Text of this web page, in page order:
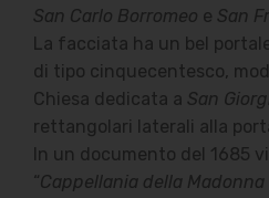
San Carlo Borromeo e San
La facciata ha un bel
di tipo cinquecentesco,
Chiesa dedicata a San
rettangolari laterali alla
In un documento del 1685
“Cappellania della